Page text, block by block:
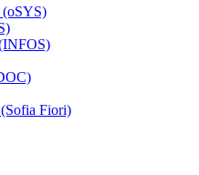
(oSYS)
Fiori)